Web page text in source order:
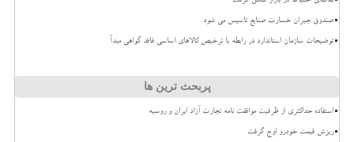
صندوق جبران خسارت صنایع تاسیس می شود
توضیحات سازمان استاندارد در رابطه با ترخیص کالاهای اساسی فاقد گواهی مبدأ
پربحث ترین ها
استفاده حداکثری از ظرفیت موافقت نامه تجارت آزاد ایران و روسیه
ریزش قیمت خودرو اوج گرفت